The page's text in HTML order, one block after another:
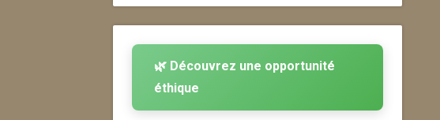
🌿 Découvrez une opportunité
éthique